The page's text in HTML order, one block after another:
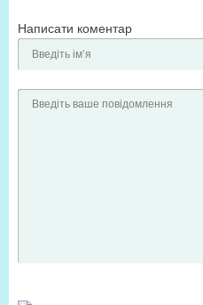
Написати коментар